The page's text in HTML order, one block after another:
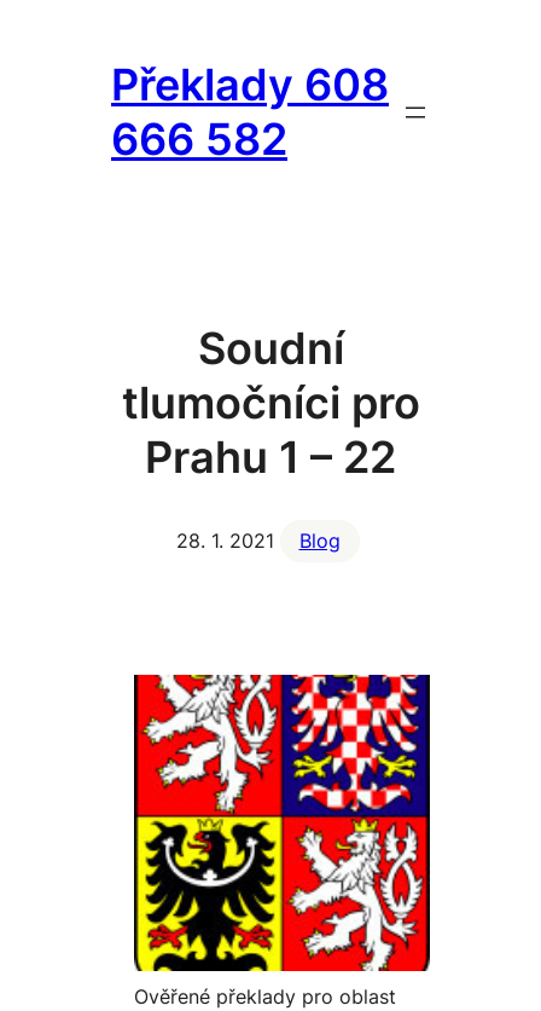
obsahPřeklady 608
666 582
Soudní
tlumočníci pro
Prahu 1 – 22
28. 1. 2021 Blog
Ověřené překlady pro oblast